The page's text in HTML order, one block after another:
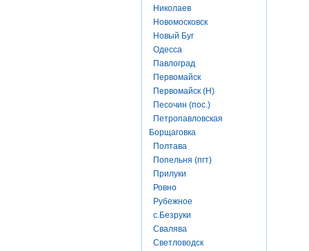
Николаев
Новомосковск
Новый Буг
Одесса
Павлоград
Первомайск
Первомайск (Н)
Песочин (пос.)
Петропавловская
Борщаговка
Полтава
Попельня (пгт)
Прилуки
Ровно
Рубежное
с.Безруки
Свалява
Светловодск